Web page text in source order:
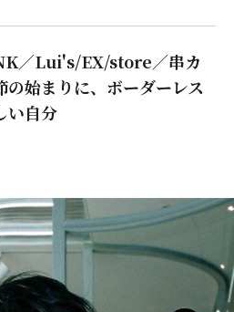
／Lui's/EX/store／串カ
の始まりに、ボーダーレス
い自分